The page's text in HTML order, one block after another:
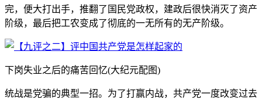
完，便大打出手，推翻了国民党政权，建政后很快消灭了资产
阶级，最后把工农变成了彻底的一无所有的无产阶级。
下岗失业之后的痛苦回忆(大纪元配图)
统战是党骗的典型一招。为了打赢内战，共产党一度改变过去